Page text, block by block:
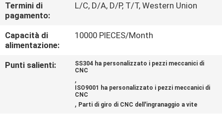
CHIEDI
UN
PREVENTIVO
Termini di
pagamento:
L/C, D/A, D/P, T/T, Western Union
Capacità di
alimentazione:
10000 PIECES/Month
Punti salienti:
SS304 ha personalizzato i pezzi meccanici di
CNC
,
ISO9001 ha personalizzato i pezzi meccanici di
CNC
, Parti di giro di CNC dell'ingranaggio a vite